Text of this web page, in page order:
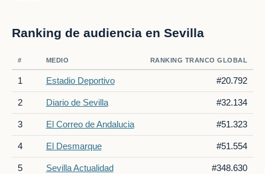
Ranking de audiencia en Sevilla
# MEDIO RANKING TRANCO GLOBAL
1 Estadio Deportivo #20.792
2 Diario de Sevilla #32.134
3 El Correo de Andalucia #51.323
4 El Desmarque #51.554
5 Sevilla Actualidad #348.630